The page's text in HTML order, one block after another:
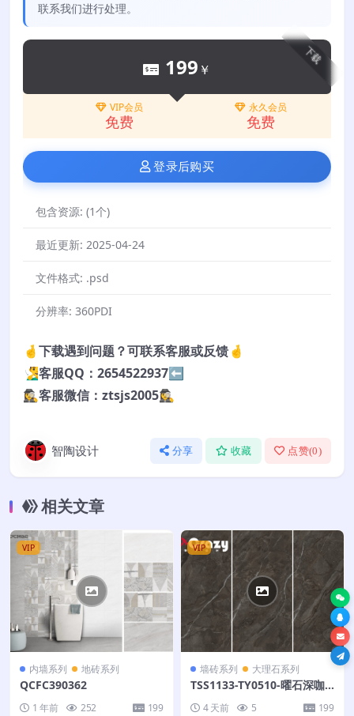
联系我们进行处理。
下载
199 ￥
VIP会员
免费
永久会员
免费
登录后购买
包含资源: (1个)
最近更新: 2025-04-24
文件格式: .psd
分辨率: 360PDI
🤞下载遇到问题？可联系客服或反馈🤞
🧏‍♂️客服QQ：2654522937⬅️
🕵️‍♀️客服微信：ztsjs2005🕵️‍♀️
智陶设计 分享 收藏 点赞(0)
相关文章
VIP
内墙系列 地砖系列
QCFC390362
1 年前 252 199
VIP
墙砖系列 大理石系列
TSS1133-TY0510-曜石深咖-
4 天前 5 199